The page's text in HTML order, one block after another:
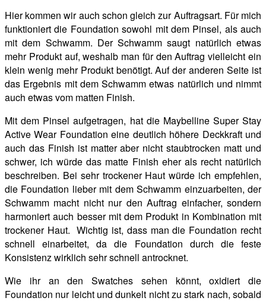
Hier kommen wir auch schon gleich zur Auftragsart. Für mich
funktioniert die Foundation sowohl mit dem Pinsel, als auch
mit dem Schwamm. Der Schwamm saugt natürlich etwas
mehr Produkt auf, weshalb man für den Auftrag vielleicht ein
klein wenig mehr Produkt benötigt. Auf der anderen Seite ist
das Ergebnis mit dem Schwamm etwas natürlich und nimmt
auch etwas vom matten Finish.
Mit dem Pinsel aufgetragen, hat die Maybelline Super Stay
Active Wear Foundation eine deutlich höhere Deckkraft und
auch das Finish ist matter aber nicht staubtrocken matt und
schwer, ich würde das matte Finish eher als recht natürlich
beschreiben. Bei sehr trockener Haut würde ich empfehlen,
die Foundation lieber mit dem Schwamm einzuarbeiten, der
Schwamm macht nicht nur den Auftrag einfacher, sondern
harmoniert auch besser mit dem Produkt in Kombination mit
trockener Haut. Wichtig ist, dass man die Foundation recht
schnell einarbeitet, da die Foundation durch die feste
Konsistenz wirklich sehr schnell antrocknet.
Wie ihr an den Swatches sehen könnt, oxidiert die
Foundation nur leicht und dunkelt nicht zu stark nach, sobald